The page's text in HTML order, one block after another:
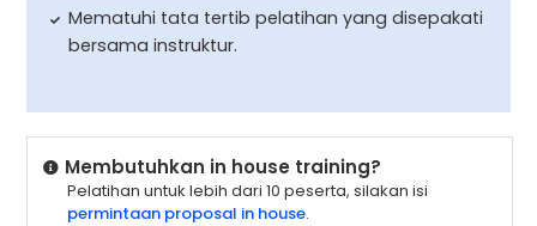
Mematuhi tata tertib pelatihan yang disepakati
bersama instruktur.
Membutuhkan in house training?
Pelatihan untuk lebih dari 10 peserta, silakan isi
permintaan proposal in house.